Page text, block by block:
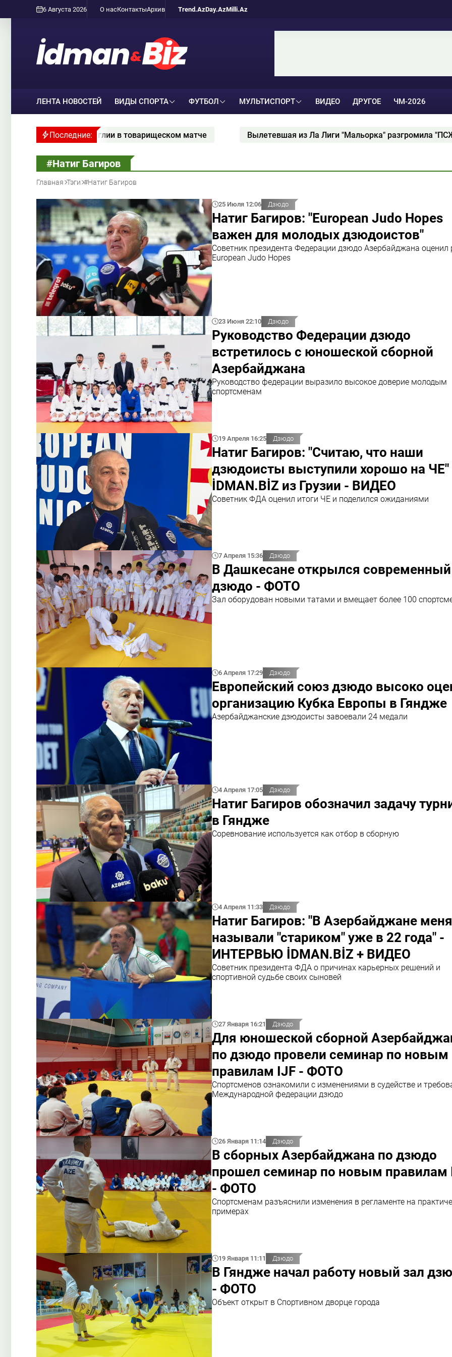
6 Августа 2026 О насКонтактыАрхив Trend.AzDay.AzMilli.Az
ЛЕНТА НОВОСТЕЙ ВИДЫ СПОРТА ФУТБОЛ МУЛЬТИСПОРТ ВИДЕО ДРУГОЕ ЧМ-2026
Последние:
в товарищеском матче Вылетевшая из Ла Лиги "Мальорка" разгромила "ПСЖ" Игрок
#Натиг Багиров
Главная Тэги #Натиг Багиров
25 Июля 12:06 Дзюдо
Натиг Багиров: "European Judo Hopes
важен для молодых дзюдоистов"
Советник президента Федерации дзюдо Азербайджана оценил
European Judo Hopes
23 Июня 22:10 Дзюдо
Руководство Федерации дзюдо
встретилось с юношеской сборной
Азербайджана
Руководство федерации выразило высокое доверие молодым
спортсменам
19 Апреля 16:25 Дзюдо
Натиг Багиров: "Считаю, что наши
дзюдоисты выступили хорошо на ЧЕ"
İDMAN.BİZ из Грузии - ВИДЕО
Советник ФДА оценил итоги ЧЕ и поделился ожиданиями
7 Апреля 15:36 Дзюдо
В Дашкесане открылся современный
дзюдо - ФОТО
Зал оборудован новыми татами и вмещает более 100
6 Апреля 17:29 Дзюдо
Европейский союз дзюдо высоко
организацию Кубка Европы в Гяндже
Азербайджанские дзюдоисты завоевали 24 медали
4 Апреля 17:05 Дзюдо
Натиг Багиров обозначил задачу
в Гяндже
Соревнование используется как отбор в сборную
4 Апреля 11:33 Дзюдо
Натиг Багиров: "В Азeрбайджанe мeня
называли "стариком" ужe в 22 года" -
ИНТЕРВЬЮ İDMAN.BİZ + ВИДЕО
Совeтник прeзидeнта ФДА о причинах карьeрных рeшeний и
спортивной судьбe своих сыновeй
27 Января 16:21 Дзюдо
Для юношеской сборной
по дзюдо провели семинар по новым
правилам IJF - ФОТО
Спортсменов ознакомили с изменениями в судействе и
Международной федерации дзюдо
26 Января 11:14 Дзюдо
В сборных Азербайджана по дзюдо
прошел семинар по новым правилам
- ФОТО
Спортсменам разъяснили изменения в регламенте на
примерах
19 Января 11:11 Дзюдо
В Гяндже начал работу новый зал
- ФОТО
Объект открыт в Спортивном дворце города